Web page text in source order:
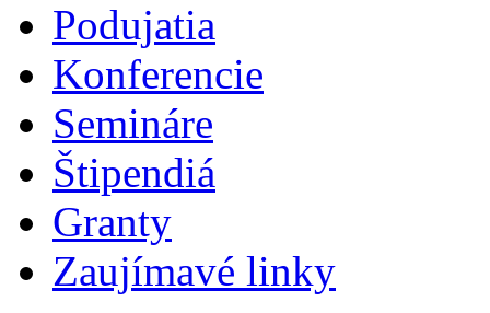
Podujatia
Konferencie
Semináre
Štipendiá
Granty
Zaujímavé linky